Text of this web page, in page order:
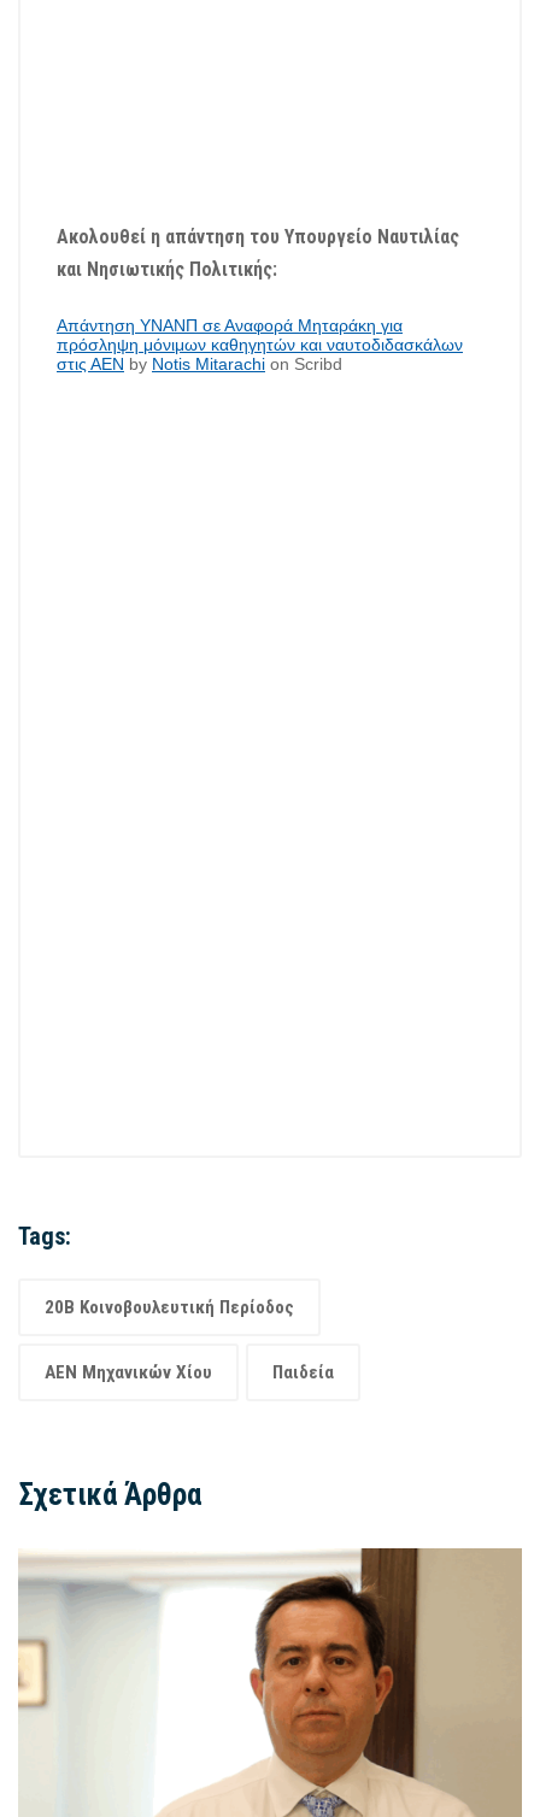
Ακολουθεί η απάντηση του Υπουργείο Ναυτιλίας
και Νησιωτικής Πολιτικής:
Απάντηση ΥΝΑΝΠ σε Αναφορά Μηταράκη για
πρόσληψη μόνιμων καθηγητών και ναυτοδιδασκάλων
στις ΑΕΝ by Notis Mitarachi on Scribd
Tags:
20Β Κοινοβουλευτική Περίοδος
ΑΕΝ Μηχανικών Χίου Παιδεία
Σχετικά Άρθρα